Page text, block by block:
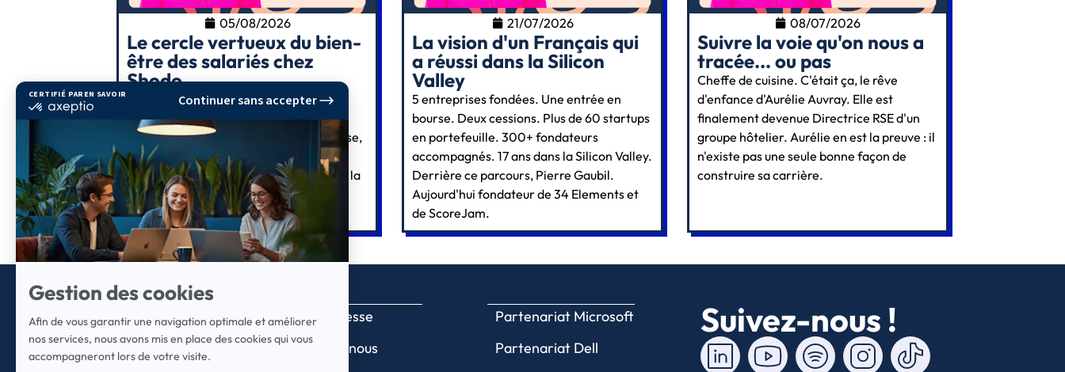
05/08/2026
Le cercle vertueux du bien-
être des salariés chez
Shodo
« Tu ne vas pas mordre la main qui te
nourrit. » C'est ce qu'on a dit un jour à
Laury Maurice, alors salariée. Sa réponse,
des années plus tard, en tant que DG de
Shodo Paris : « Elle ne me nourrit pas, je la
nourris autant qu'elle me nourrit. »
21/07/2026
La vision d'un Français qui
a réussi dans la Silicon
Valley
5 entreprises fondées. Une entrée en
bourse. Deux cessions. Plus de 60 startups
en portefeuille. 300+ fondateurs
accompagnés. 17 ans dans la Silicon Valley.
Derrière ce parcours, Pierre Gaubil.
Aujourd'hui fondateur de 34 Elements et
de ScoreJam.
08/07/2026
Suivre la voie qu'on nous a
tracée... ou pas
Cheffe de cuisine. C'était ça, le rêve
d'enfance d'Aurélie Auvray. Elle est
finalement devenue Directrice RSE d'un
groupe hôtelier. Aurélie en est la preuve : il
n'existe pas une seule bonne façon de
construire sa carrière.
Espace presse
Rejoignez-nous
Partenariat Microsoft
Partenariat Dell
Suivez-nous !